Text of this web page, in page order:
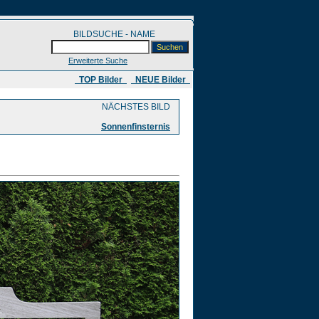
BILDSUCHE - NAME
Erweiterte Suche
​ TOP Bilder NEUE Bilder
NÄCHSTES BILD
Sonnenfinsternis